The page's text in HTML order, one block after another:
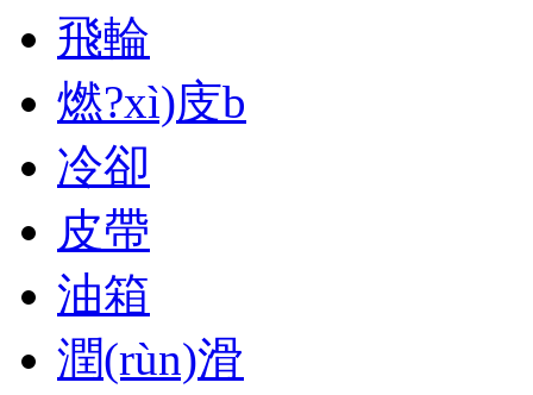
飛輪
燃?xì)庋b
冷卻
皮帶
油箱
潤(rùn)滑